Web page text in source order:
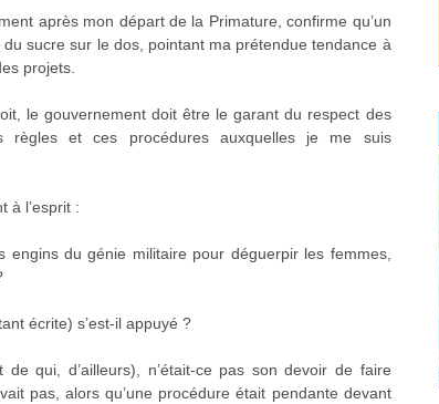
après mon départ de la Primature, confirme qu’un
sucre sur le dos, pointant ma prétendue tendance à
projets.
le gouvernement doit être le garant du respect des
et ces procédures auxquelles je me suis
à l’esprit :
du génie militaire pour déguerpir les femmes,
écrite) s’est-il appuyé ?
qui, d’ailleurs), n’était-ce pas son devoir de faire
pas, alors qu’une procédure était pendante devant